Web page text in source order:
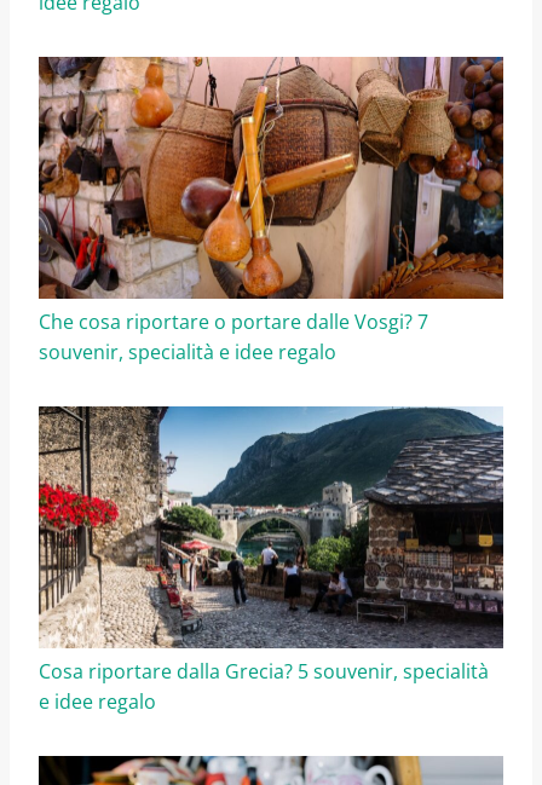
Che cosa riportare o portare dalle Vosgi? 7
souvenir, specialità e idee regalo
Cosa riportare dalla Grecia? 5 souvenir, specialità
e idee regalo